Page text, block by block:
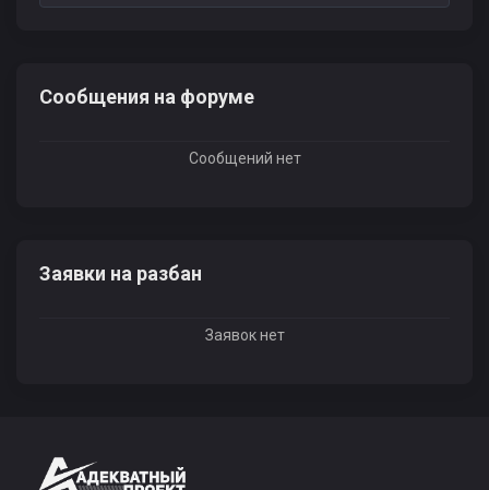
Сообщения на форуме
Сообщений нет
Заявки на разбан
Заявок нет